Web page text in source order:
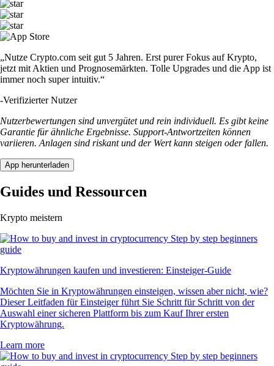
„Nutze Crypto.com seit gut 5 Jahren. Erst purer Fokus auf Krypto,
jetzt mit Aktien und Prognosemärkten. Tolle Upgrades und die App ist
immer noch super intuitiv.“
-Verifizierter Nutzer
Nutzerbewertungen sind unvergütet und rein individuell. Es gibt keine
Garantie für ähnliche Ergebnisse. Support-Antwortzeiten können
variieren. Anlagen sind riskant und der Wert kann steigen oder fallen.
App herunterladen
Guides und Ressourcen
Krypto meistern
Kryptowährungen kaufen und investieren: Einsteiger-Guide
Möchten Sie in Kryptowährungen einsteigen, wissen aber nicht, wie?
Dieser Leitfaden für Einsteiger führt Sie Schritt für Schritt von der
Auswahl einer sicheren Plattform bis zum Kauf Ihrer ersten
Kryptowährung.
Learn more